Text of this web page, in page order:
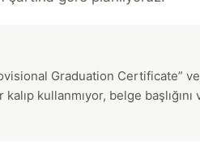
Graduation Certificate”
kullanmıyor, belge